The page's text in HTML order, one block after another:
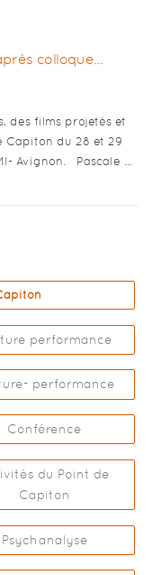
des films projetés et
Capiton du 28 et 29
Avignon. Pascale …
performance
performance
Conférence
du Point de
Capiton
Psychanalyse